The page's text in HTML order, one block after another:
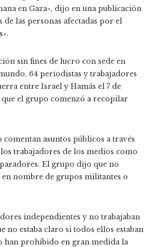
en Gaza», dijo en una publicación
de las personas afectadas por el
sin fines de lucro con sede en
64 periodistas y trabajadores
entre Israel y Hamás el 7 de
el grupo comenzó a recopilar
asuntos públicos a través
trabajadores de los medios como
El grupo dijo que no
en nombre de grupos militantes o
independientes y no trabajaban
no estaba claro si todos ellos estaban
han prohibido en gran medida la